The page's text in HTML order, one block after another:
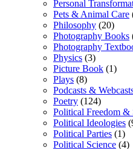
Personal
Pets & Animal Care
Philosophy (20)
Photography Books
Photography
Physics (3)
Picture Book (1)
Plays (8)
Podcasts &
Poetry (124)
Political Freedom &
Political Ideologies
Political Parties (1)
Political Science (4)